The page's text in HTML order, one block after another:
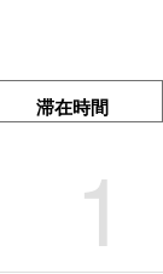
滞在時間
1